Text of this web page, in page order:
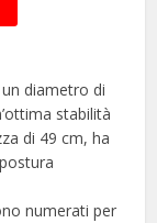
diametro di
stabilità
di 49 cm, ha
numerati per